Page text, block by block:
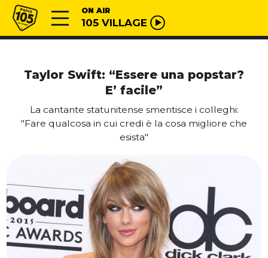
Vai al contenuto
Radio 105 ON AIR
105 VILLAGE
Taylor Swift: “Essere una popstar?
E’ facile”
La cantante statunitense smentisce i colleghi:
"Fare qualcosa in cui credi è la cosa migliore che
esista"